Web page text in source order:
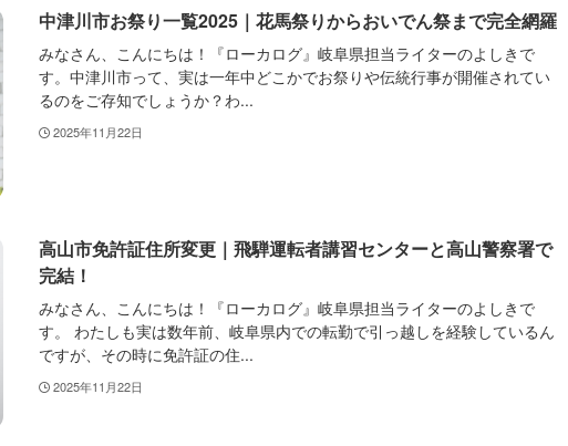
中津川市お祭り一覧2025｜花馬祭りからおいでん祭まで完全網羅
みなさん、こんにちは！『ローカログ』岐阜県担当ライターのよしきで
す。中津川市って、実は一年中どこかでお祭りや伝統行事が開催されてい
るのをご存知でしょうか？わ...
2025年11月22日
高山市免許証住所変更｜飛騨運転者講習センターと高山警察署で
完結！
みなさん、こんにちは！『ローカログ』岐阜県担当ライターのよしきで
す。 わたしも実は数年前、岐阜県内での転勤で引っ越しを経験しているん
ですが、その時に免許証の住...
2025年11月22日